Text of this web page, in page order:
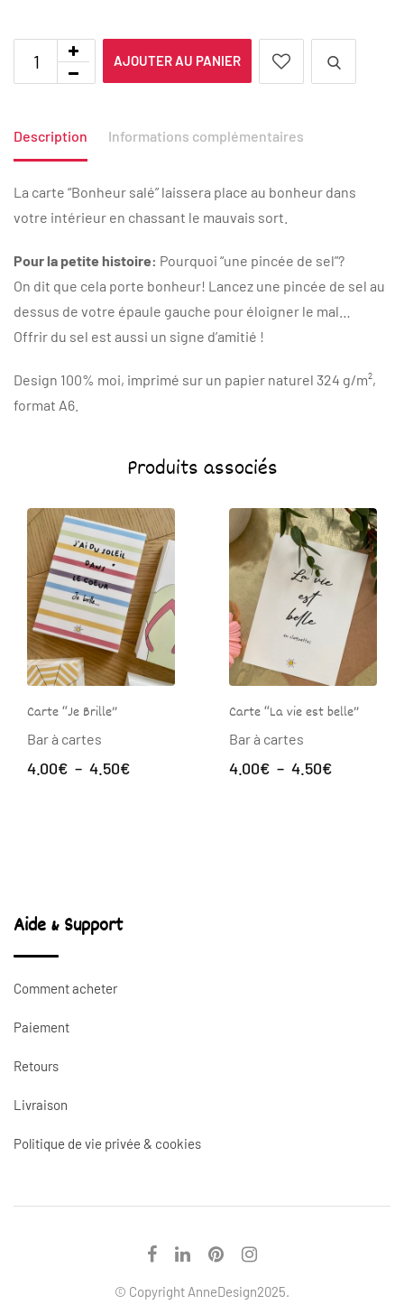
AJOUTER AU PANIER
Description Informations complémentaires
La carte “Bonheur salé” laissera place au bonheur dans
votre intérieur en chassant le mauvais sort.
Pour la petite histoire: Pourquoi “une pincée de sel”?
On dit que cela porte bonheur! Lancez une pincée de sel au
dessus de votre épaule gauche pour éloigner le mal…
Offrir du sel est aussi un signe d’amitié !
Design 100% moi, imprimé sur un papier naturel 324 g/m²,
format A6.
Produits associés
Carte “Je Brille”
Bar à cartes
4.00€ – 4.50€Plage
Carte “La vie est belle”
Bar à cartes
4.00€ – 4.50€Plage
Aide & Support
Comment acheter
Paiement
Retours
Livraison
Politique de vie privée & cookies
© Copyright AnneDesign2025.